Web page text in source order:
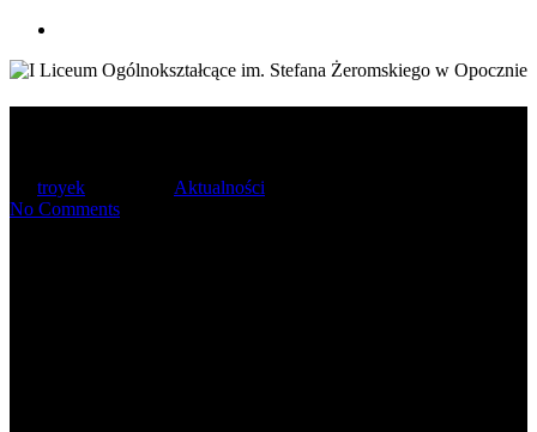
troyek
Aktualności
No Comments